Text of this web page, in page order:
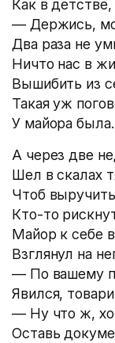
Как в
— Держись,
Два раза не
Ничто нас в
Вышибить из
Такая уж
У майора была.
А через две
Шел в скалах
Чтоб
Кто-то
Майор к себе
Взглянул на
— По вашему
Явился,
— Ну что ж,
Оставь